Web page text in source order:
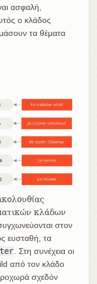
ασφαλή,
ο κλάδος
τα θέματα
κλάδων
στον
ευσταθή, τα
. Στη συνέχεια οι
από τον κλάδο
σχεδόν